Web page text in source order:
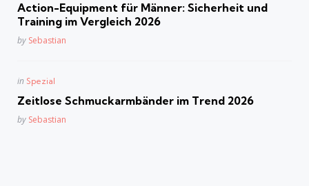
Action-Equipment für Männer: Sicherheit und
Training im Vergleich 2026
Posted
by Sebastian
Posted
in Spezial
Zeitlose Schmuckarmbänder im Trend 2026
Posted
by Sebastian